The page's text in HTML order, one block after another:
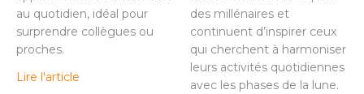
au quotidien, idéal pour
surprendre collègues ou
proches.
Lire l'article
des millénaires et
continuent d’inspirer ceux
qui cherchent à harmoniser
leurs activités quotidiennes
avec les phases de la lune.